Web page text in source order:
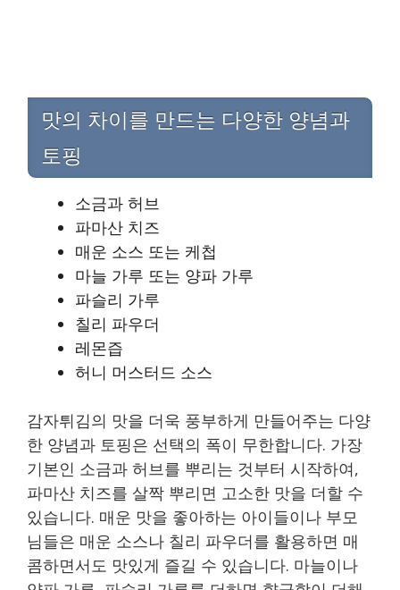
맛의 차이를 만드는 다양한 양념과
토핑
소금과 허브
파마산 치즈
매운 소스 또는 케첩
마늘 가루 또는 양파 가루
파슬리 가루
칠리 파우더
레몬즙
허니 머스터드 소스
감자튀김의 맛을 더욱 풍부하게 만들어주는 다양
한 양념과 토핑은 선택의 폭이 무한합니다. 가장
기본인 소금과 허브를 뿌리는 것부터 시작하여,
파마산 치즈를 살짝 뿌리면 고소한 맛을 더할 수
있습니다. 매운 맛을 좋아하는 아이들이나 부모
님들은 매운 소스나 칠리 파우더를 활용하면 매
콤하면서도 맛있게 즐길 수 있습니다. 마늘이나